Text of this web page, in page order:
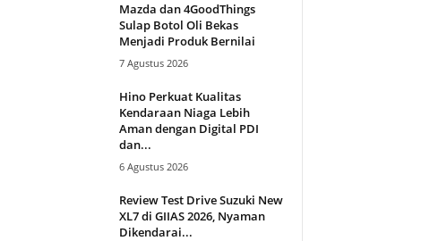
Mazda dan 4GoodThings
Sulap Botol Oli Bekas
Menjadi Produk Bernilai
7 Agustus 2026
Hino Perkuat Kualitas
Kendaraan Niaga Lebih
Aman dengan Digital PDI
dan...
6 Agustus 2026
Review Test Drive Suzuki New
XL7 di GIIAS 2026, Nyaman
Dikendarai...